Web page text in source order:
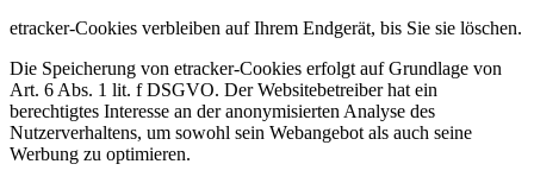
etracker-Cookies verbleiben auf Ihrem Endgerät, bis Sie sie löschen.
Die Speicherung von etracker-Cookies erfolgt auf Grundlage von
Art. 6 Abs. 1 lit. f DSGVO. Der Websitebetreiber hat ein
berechtigtes Interesse an der anonymisierten Analyse des
Nutzerverhaltens, um sowohl sein Webangebot als auch seine
Werbung zu optimieren.